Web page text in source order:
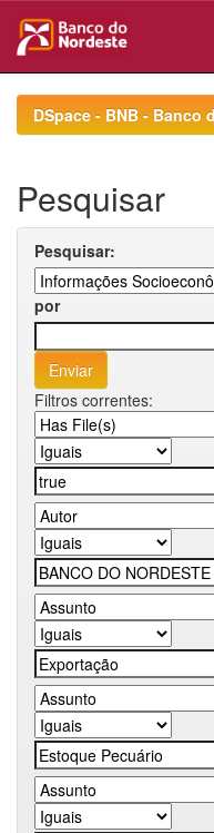
navigationDSpace - BNB - Banco
Pesquisar
Pesquisar:
por
Filtros correntes: